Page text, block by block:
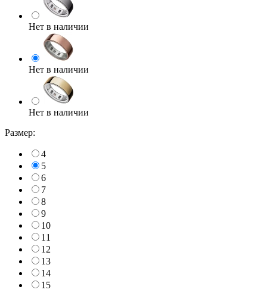
Нет в наличии
Нет в наличии
Нет в наличии
Размер:
4
5
6
7
8
9
10
11
12
13
14
15